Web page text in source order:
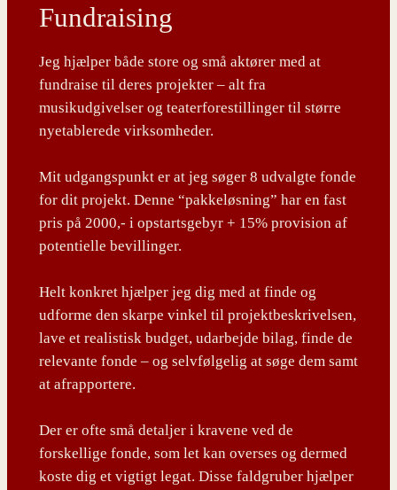
Fundraising
Jeg hjælper både store og små aktører med at
fundraise til deres projekter – alt fra
musikudgivelser og teaterforestillinger til større
nyetablerede virksomheder.
Mit udgangspunkt er at jeg søger 8 udvalgte fonde
for dit projekt. Denne “pakkeløsning” har en fast
pris på 2000,- i opstartsgebyr + 15% provision af
potentielle bevillinger.
Helt konkret hjælper jeg dig med at finde og
udforme den skarpe vinkel til projektbeskrivelsen,
lave et realistisk budget, udarbejde bilag, finde de
relevante fonde – og selvfølgelig at søge dem samt
at afrapportere.
Der er ofte små detaljer i kravene ved de
forskellige fonde, som let kan overses og dermed
koste dig et vigtigt legat. Disse faldgruber hjælper